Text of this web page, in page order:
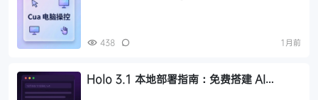
438 1月前
Holo 3.1 本地部署指南：免费搭建 AI